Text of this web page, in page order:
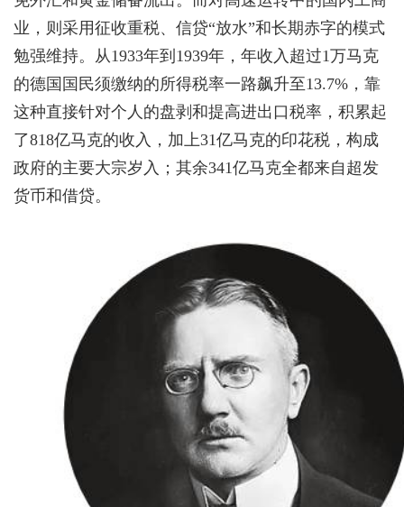
业，则采用征收重税、信贷“放水”和长期赤字的模式
勉强维持。从1933年到1939年，年收入超过1万马克
的德国国民须缴纳的所得税率一路飙升至13.7%，靠
这种直接针对个人的盘剥和提高进出口税率，积累起
了818亿马克的收入，加上31亿马克的印花税，构成
政府的主要大宗岁入；其余341亿马克全都来自超发
货币和借贷。